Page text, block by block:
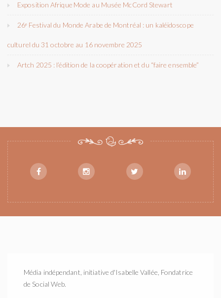
Exposition Afrique Mode au Musée McCord Stewart
26ᵉ Festival du Monde Arabe de Montréal : un kaléidoscope
culturel du 31 octobre au 16 novembre 2025
Artch 2025 : l’édition de la coopération et du “faire ensemble”
Média indépendant, initiative d'Isabelle Vallée, Fondatrice
de Social Web.